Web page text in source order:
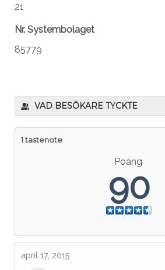
21
Nr. Systembolaget
85779
VAD BESÖKARE TYCKTE
1 tastenote
Poäng
90
april 17, 2015